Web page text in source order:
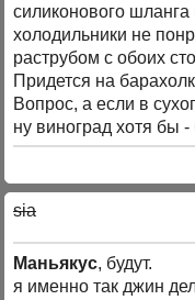
силиконового шланга
холодильники не
раструбом с обоих
Придется на
Вопрос, а если в
ну виноград хотя бы
sia
Маньякус, будут.
я именно так джин